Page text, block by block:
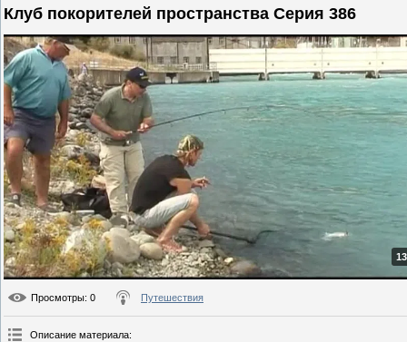
Клуб покорителей пространства Серия 386
Просмотры: 0 Путешествия
Описание материала: